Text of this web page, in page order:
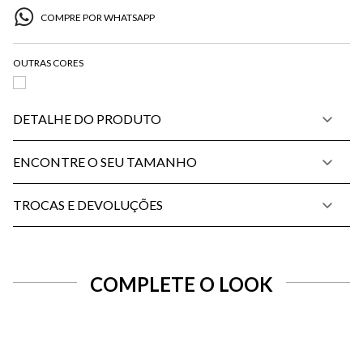
COMPRE POR WHATSAPP
DETALHE DO PRODUTO
ENCONTRE O SEU TAMANHO
TROCAS E DEVOLUÇÕES
COMPLETE O LOOK